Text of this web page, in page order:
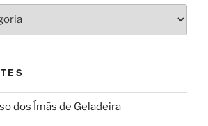
dos Ímãs de Geladeira